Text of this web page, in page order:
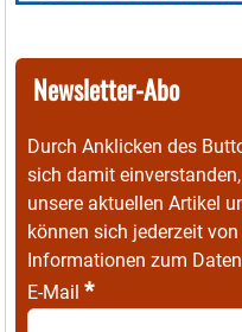
Newsletter-Abo
Durch Anklicken des
sich damit
unsere aktuellen Artikel
können sich jederzeit
Informationen zum
E-Mail *